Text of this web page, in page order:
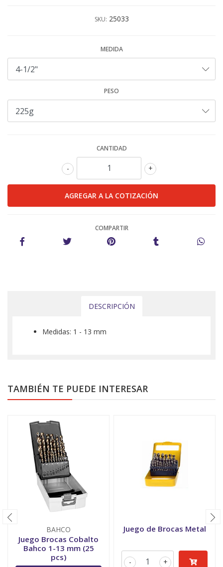
SKU: 25033
MEDIDA
PESO
CANTIDAD
+
-
COMPARTIR
DESCRIPCIÓN
Medidas: 1 - 13 mm
TAMBIÉN TE PUEDE INTERESAR
BAHCO
Juego Brocas Cobalto
Bahco 1-13 mm (25
pcs)
Juego de Brocas Metal
+
-